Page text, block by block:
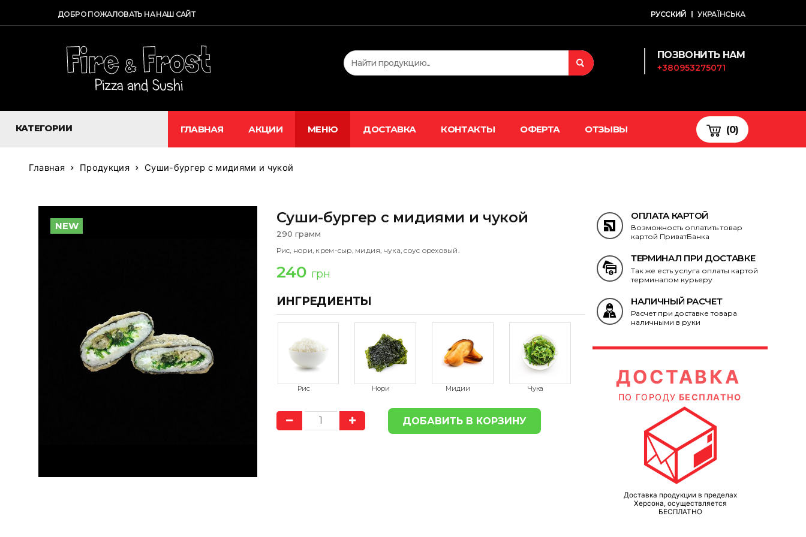
ДОБРО ПОЖАЛОВАТЬ НА НАШ САЙТ РУССКИЙ УКРАЇНСЬКА
ПОЗВОНИТЬ НАМ
+380953275071
КАТЕГОРИИ ГЛАВНАЯ АКЦИИ МЕНЮ ДОСТАВКА КОНТАКТЫ ОФЕРТА ОТЗЫВЫ (0)
Главная Продукция Суши-бургер с мидиями и чукой
NEW
Суши-бургер с мидиями и чукой
290 грамм
Рис, нори, крем-сыр, мидия, чука, соус ореховый.
240 грн
ИНГРЕДИЕНТЫ
ОПЛАТА КАРТОЙ
Возможность оплатить товар
картой ПриватБанка
ТЕРМИНАЛ ПРИ ДОСТАВКЕ
Так же есть услуга оплаты картой
терминалом курьеру
НАЛИЧНЫЙ РАСЧЕТ
Расчет при доставке товара
наличными в руки
ДОСТАВКА ДОСТАВКА ДОСТАВКА
ПО ГОРОДУБЕСПЛАТНО
Доставка продукции в пределах
Херсона, осуществляется
БЕСПЛАТНО